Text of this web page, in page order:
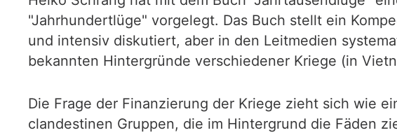
"Jahrhundertlüge" vorgelegt. Das Buch stellt ein
und intensiv diskutiert, aber in den Leitmedien
bekannten Hintergründe verschiedener Kriege (in
Die Frage der Finanzierung der Kriege zieht sich wie
clandestinen Gruppen, die im Hintergrund die Fäden